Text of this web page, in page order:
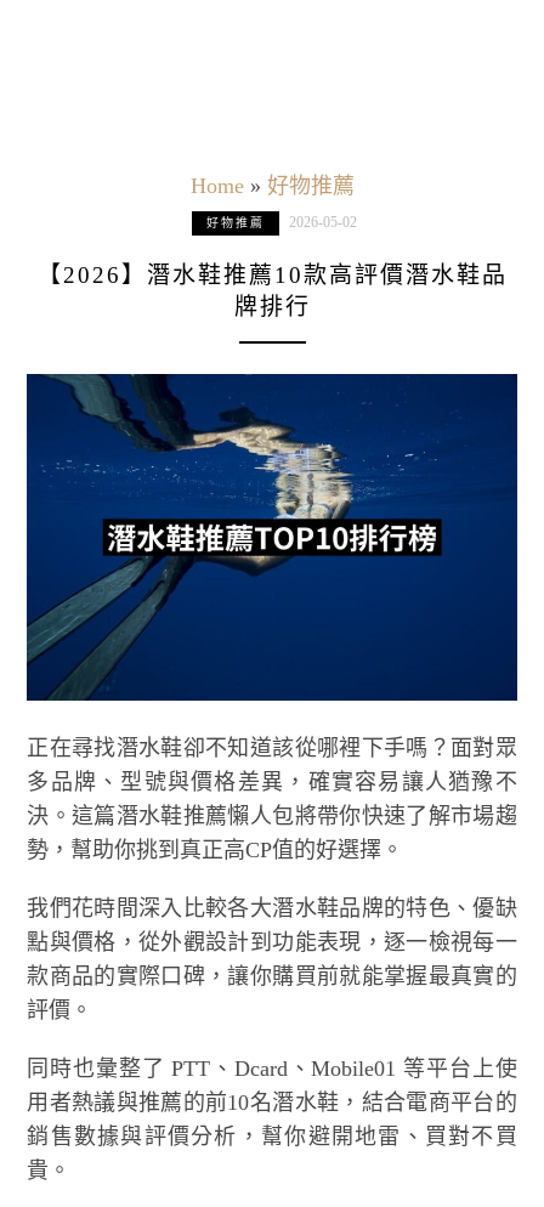
Home» 好物推薦
好物推薦 2026-05-02
【2026】潛水鞋推薦10款高評價潛水鞋品
牌排行
正在尋找潛水鞋卻不知道該從哪裡下手嗎？面對眾
多品牌、型號與價格差異，確實容易讓人猶豫不
決。這篇潛水鞋推薦懶人包將帶你快速了解市場趨
勢，幫助你挑到真正高CP值的好選擇。
我們花時間深入比較各大潛水鞋品牌的特色、優缺
點與價格，從外觀設計到功能表現，逐一檢視每一
款商品的實際口碑，讓你購買前就能掌握最真實的
評價。
同時也彙整了 PTT、Dcard、Mobile01 等平台上使
用者熱議與推薦的前10名潛水鞋，結合電商平台的
銷售數據與評價分析，幫你避開地雷、買對不買
貴。